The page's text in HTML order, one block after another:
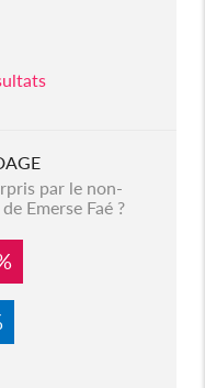
par le non-
Emerse Faé ?